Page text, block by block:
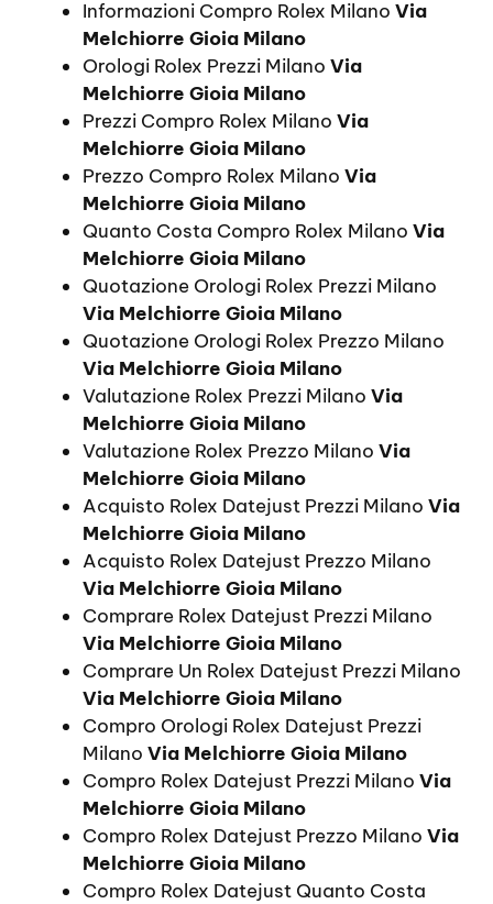
Informazioni Compro Rolex Milano Via
Melchiorre Gioia Milano
Orologi Rolex Prezzi Milano Via
Melchiorre Gioia Milano
Prezzi Compro Rolex Milano Via
Melchiorre Gioia Milano
Prezzo Compro Rolex Milano Via
Melchiorre Gioia Milano
Quanto Costa Compro Rolex Milano Via
Melchiorre Gioia Milano
Quotazione Orologi Rolex Prezzi Milano
Via Melchiorre Gioia Milano
Quotazione Orologi Rolex Prezzo Milano
Via Melchiorre Gioia Milano
Valutazione Rolex Prezzi Milano Via
Melchiorre Gioia Milano
Valutazione Rolex Prezzo Milano Via
Melchiorre Gioia Milano
Acquisto Rolex Datejust Prezzi Milano Via
Melchiorre Gioia Milano
Acquisto Rolex Datejust Prezzo Milano
Via Melchiorre Gioia Milano
Comprare Rolex Datejust Prezzi Milano
Via Melchiorre Gioia Milano
Comprare Un Rolex Datejust Prezzi Milano
Via Melchiorre Gioia Milano
Compro Orologi Rolex Datejust Prezzi
Milano Via Melchiorre Gioia Milano
Compro Rolex Datejust Prezzi Milano Via
Melchiorre Gioia Milano
Compro Rolex Datejust Prezzo Milano Via
Melchiorre Gioia Milano
Compro Rolex Datejust Quanto Costa